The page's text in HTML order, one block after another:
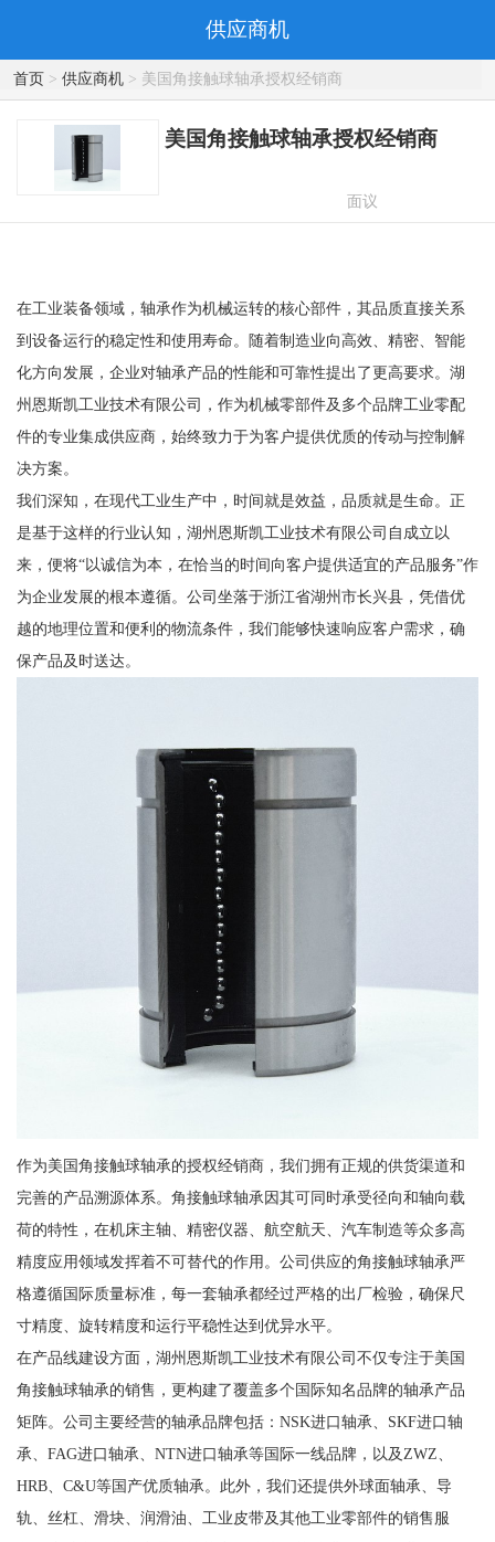
供应商机
首页> 供应商机> 美国角接触球轴承授权经销商
美国角接触球轴承授权经销商
面议
在工业装备领域，轴承作为机械运转的核心部件，其品质直接关系
到设备运行的稳定性和使用寿命。随着制造业向高效、精密、智能
化方向发展，企业对轴承产品的性能和可靠性提出了更高要求。湖
州恩斯凯工业技术有限公司，作为机械零部件及多个品牌工业零配
件的专业集成供应商，始终致力于为客户提供优质的传动与控制解
决方案。
我们深知，在现代工业生产中，时间就是效益，品质就是生命。正
是基于这样的行业认知，湖州恩斯凯工业技术有限公司自成立以
来，便将“以诚信为本，在恰当的时间向客户提供适宜的产品服务”作
为企业发展的根本遵循。公司坐落于浙江省湖州市长兴县，凭借优
越的地理位置和便利的物流条件，我们能够快速响应客户需求，确
保产品及时送达。
作为美国角接触球轴承的授权经销商，我们拥有正规的供货渠道和
完善的产品溯源体系。角接触球轴承因其可同时承受径向和轴向载
荷的特性，在机床主轴、精密仪器、航空航天、汽车制造等众多高
精度应用领域发挥着不可替代的作用。公司供应的角接触球轴承严
格遵循国际质量标准，每一套轴承都经过严格的出厂检验，确保尺
寸精度、旋转精度和运行平稳性达到优异水平。
在产品线建设方面，湖州恩斯凯工业技术有限公司不仅专注于美国
角接触球轴承的销售，更构建了覆盖多个国际知名品牌的轴承产品
矩阵。公司主要经营的轴承品牌包括：NSK进口轴承、SKF进口轴
承、FAG进口轴承、NTN进口轴承等国际一线品牌，以及ZWZ、
HRB、C&U等国产优质轴承。此外，我们还提供外球面轴承、导
轨、丝杠、滑块、润滑油、工业皮带及其他工业零部件的销售服